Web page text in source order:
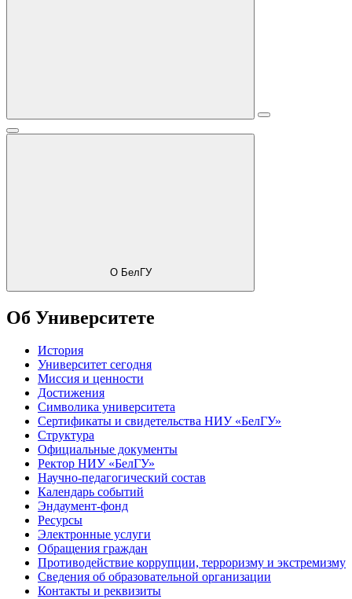
О БелГУ
Об Университете
История
Университет сегодня
Миссия и ценности
Достижения
Символика университета
Сертификаты и свидетельства НИУ «БелГУ»
Структура
Официальные документы
Ректор НИУ «БелГУ»
Научно-педагогический состав
Календарь событий
Эндаумент-фонд
Ресурсы
Электронные услуги
Обращения граждан
Противодействие коррупции, терроризму и экстремизму
Сведения об образовательной организации
Контакты и реквизиты